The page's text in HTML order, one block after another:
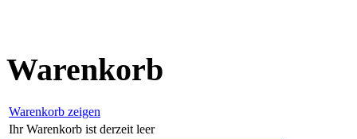
Warenkorb
Warenkorb zeigen
Ihr Warenkorb ist derzeit leer